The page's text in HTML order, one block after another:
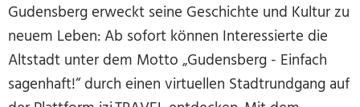
Gudensberg erweckt seine Geschichte und Kultur zu
neuem Leben: Ab sofort können Interessierte die
Altstadt unter dem Motto „Gudensberg - Einfach
sagenhaft!“ durch einen virtuellen Stadtrundgang auf